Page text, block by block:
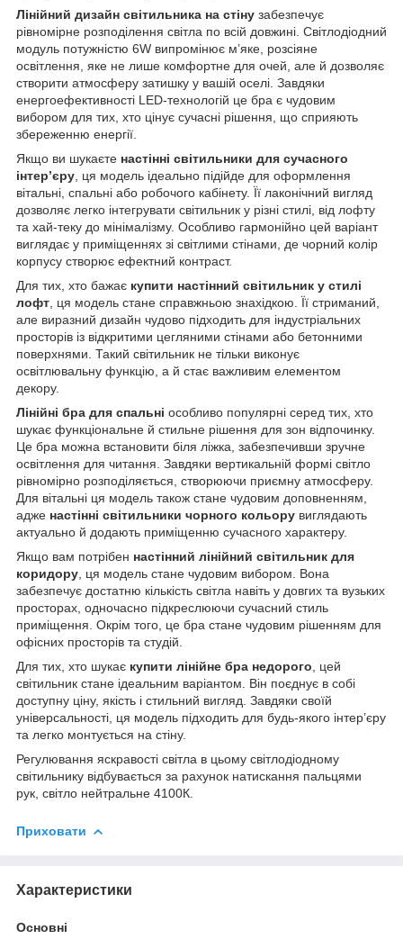
Лінійний дизайн світильника на стіну забезпечує
рівномірне розподілення світла по всій довжині. Світлодіодний
модуль потужністю 6W випромінює м’яке, розсіяне
освітлення, яке не лише комфортне для очей, але й дозволяє
створити атмосферу затишку у вашій оселі. Завдяки
енергоефективності LED-технологій це бра є чудовим
вибором для тих, хто цінує сучасні рішення, що сприяють
збереженню енергії.
Якщо ви шукаєте настінні світильники для сучасного
інтер’єру , ця модель ідеально підійде для оформлення
вітальні, спальні або робочого кабінету. Її лаконічний вигляд
дозволяє легко інтегрувати світильник у різні стилі, від лофту
та хай-теку до мінімалізму. Особливо гармонійно цей варіант
виглядає у приміщеннях зі світлими стінами, де чорний колір
корпусу створює ефектний контраст.
Для тих, хто бажає купити настінний світильник у стилі
лофт , ця модель стане справжньою знахідкою. Її стриманий,
але виразний дизайн чудово підходить для індустріальних
просторів із відкритими цегляними стінами або бетонними
поверхнями. Такий світильник не тільки виконує
освітлювальну функцію, а й стає важливим елементом
декору.
Лінійні бра для спальні особливо популярні серед тих, хто
шукає функціональне й стильне рішення для зон відпочинку.
Це бра можна встановити біля ліжка, забезпечивши зручне
освітлення для читання. Завдяки вертикальній формі світло
рівномірно розподіляється, створюючи приємну атмосферу.
Для вітальні ця модель також стане чудовим доповненням,
адже настінні світильники чорного кольору виглядають
актуально й додають приміщенню сучасного характеру.
Якщо вам потрібен настінний лінійний світильник для
коридору , ця модель стане чудовим вибором. Вона
забезпечує достатню кількість світла навіть у довгих та вузьких
просторах, одночасно підкреслюючи сучасний стиль
приміщення. Окрім того, це бра стане чудовим рішенням для
офісних просторів та студій.
Для тих, хто шукає купити лінійне бра недорого , цей
світильник стане ідеальним варіантом. Він поєднує в собі
доступну ціну, якість і стильний вигляд. Завдяки своїй
універсальності, ця модель підходить для будь-якого інтер’єру
та легко монтується на стіну.
Регулювання яскравості світла в цьому світлодіодному
світильнику відбувається за рахунок натискання пальцями
рук, світло нейтральне 4100К.
Приховати
Характеристики
Основні